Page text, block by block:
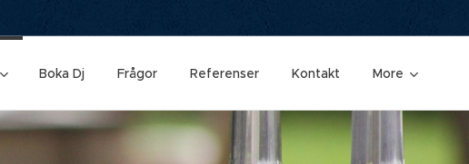
Boka Dj Frågor Referenser Kontakt More